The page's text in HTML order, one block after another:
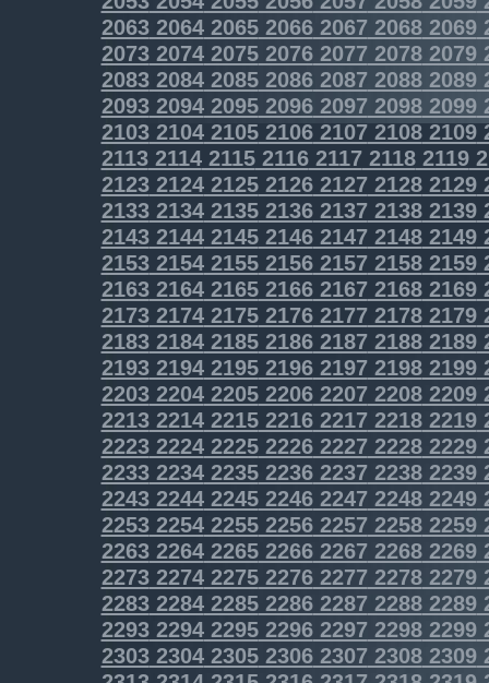
20632064206520662067 20682069
20732074207520762077 20782079
20832084208520862087 20882089
20932094209520962097 20982099
2103210421052106210721082109
2113211421152116211721182119
2123212421252126212721282129
2133213421352136213721382139
2143214421452146214721482149
2153215421552156215721582159
2163216421652166216721682169
2173217421752176217721782179
2183218421852186218721882189
2193219421952196219721982199
2203220422052206220722082209
2213221422152216221722182219
2223222422252226222722282229
2233223422352236223722382239
2243224422452246224722482249
2253225422552256225722582259
22632264226522662267 22682269
2273227422752276227722782279
22832284228522862287 22882289
22932294229522962297 22982299
23032304230523062307 23082309